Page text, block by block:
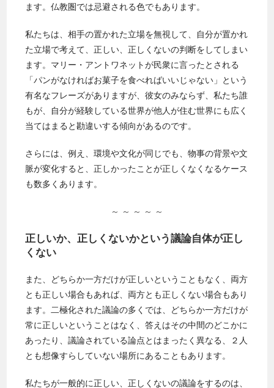
ます。仏教圏では忌避される色でもあります。
私たちは、相手の置かれた立場を無視して、自分が置かれ
た立場で考えて、正しい、正しくないの判断をしてしまい
ます。 マリー・アントワネットが民衆に言ったとされる
「パンがなければお菓子を食べればいいじゃない」という
有名なフレーズがありますが、彼女のみならず、私たち誰
もが、自分が経験している世界が他人が住む世界にも広く
当てはまると勘違いする傾向があるのです。
さらには、例え、環境や文化が同じでも、物事の背景や文
脈が変化すると、正しかったことが正しくなくなるケース
も数多くあります。
～ ～ ～ ～ ～
正しいか、正しくないかという議論自体が正し
くない
また、どちらか一方だけが正しいということもなく、両方
とも正しい場合もあれば、両方とも正しくない場合もあり
ます。二極化された議論の多くでは、どちらか一方だけが
常に正しいということはなく、答えはその中間のどこかに
あったり、議論されている論点とはまったく異なる、２人
とも想像すらしていない場所にあることもあります。
私たちが一般的に正しい、正しくないの議論をするのは、